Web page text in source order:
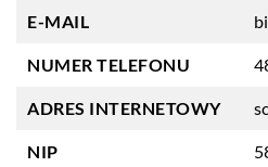
E-MAIL
NUMER TELEFONU
ADRES INTERNETOWY
NIP